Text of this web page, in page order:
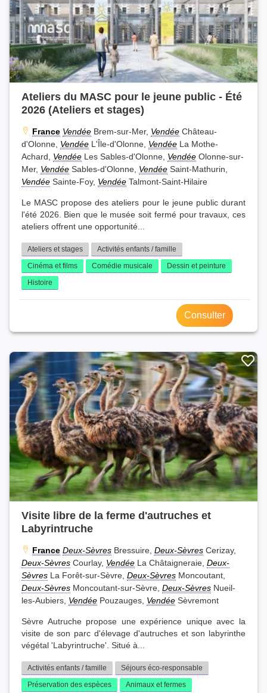
Ateliers du MASC pour le jeune public - Été
2026 (Ateliers et stages)
France Vendée Brem-sur-Mer, Vendée Château-
d'Olonne, Vendée L'Île-d'Olonne, Vendée La Mothe-
Achard, Vendée Les Sables-d'Olonne, Vendée Olonne-sur-
Mer, Vendée Sables-d'Olonne, Vendée Saint-Mathurin,
Vendée Sainte-Foy, Vendée Talmont-Saint-Hilaire
Le MASC propose des ateliers pour le jeune public durant
l'été 2026. Bien que le musée soit fermé pour travaux, ces
ateliers offrent une opportunité...
Ateliers et stages
Activités enfants / famille
Cinéma et films
Comédie musicale
Dessin et peinture
Histoire
Consulter
Visite libre de la ferme d'autruches et
Labyrintruche
France Deux-Sèvres Bressuire, Deux-Sèvres Cerizay,
Deux-Sèvres Courlay, Vendée La Châtaigneraie, Deux-
Sèvres La Forêt-sur-Sèvre, Deux-Sèvres Moncoutant,
Deux-Sèvres Moncoutant-sur-Sèvre, Deux-Sèvres Nueil-
les-Aubiers, Vendée Pouzauges, Vendée Sèvremont
Sèvre Autruche propose une expérience unique avec la
visite de son parc d'élevage d'autruches et son labyrinthe
végétal 'Labyrintruche'. Situé à...
Activités enfants / famille
Séjours éco-responsable
Préservation des espèces
Animaux et fermes